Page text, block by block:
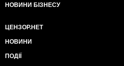
НОВИНИ БІЗНЕСУ
ЦЕНЗОР.НЕТ
НОВИНИ
ПОДІЇ